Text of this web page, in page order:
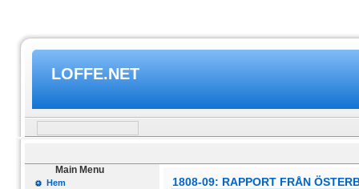
LOFFE.NET
Main Menu
Hem
1808-09: RAPPORT FRÅN